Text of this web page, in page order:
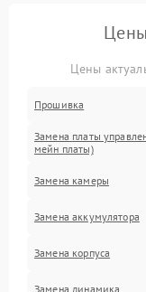
Цены
Прошивка
Замена платы
мейн платы)
Замена камеры
Замена аккумулятора
Замена корпуса
Замена динамика